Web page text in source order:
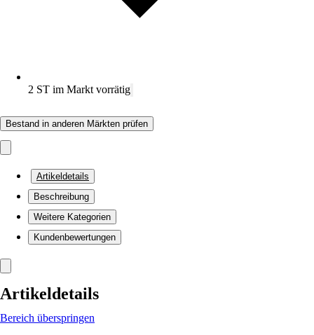
2 ST im Markt vorrätig
Bestand in anderen Märkten prüfen
Artikeldetails
Beschreibung
Weitere Kategorien
Kundenbewertungen
Artikeldetails
Bereich überspringen